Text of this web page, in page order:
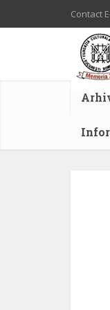
Contact